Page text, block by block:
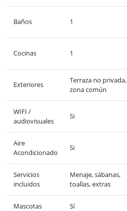
Baños 1
Cocinas 1
Exteriores
Terraza no privada,
zona común
WIFI /
audiovisuales
Si
Aire
Acondicionado
Si
Servicios
incluidos
Menaje, sábanas,
toallas, extras
Mascotas Sí